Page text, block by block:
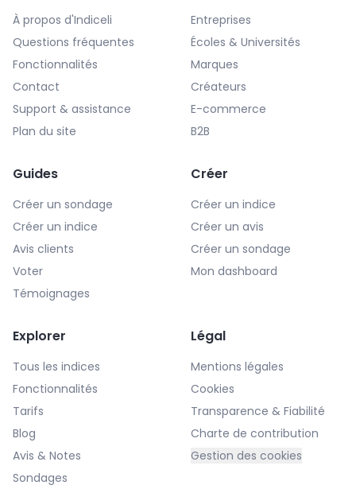
À propos d'Indiceli
Questions fréquentes
Fonctionnalités
Contact
Support & assistance
Plan du site
Entreprises
Écoles & Universités
Marques
Créateurs
E-commerce
B2B
Guides
Créer un sondage
Créer un indice
Avis clients
Voter
Témoignages
Créer
Créer un indice
Créer un avis
Créer un sondage
Mon dashboard
Explorer
Tous les indices
Fonctionnalités
Tarifs
Blog
Avis & Notes
Sondages
Légal
Mentions légales
Cookies
Transparence & Fiabilité
Charte de contribution
Gestion des cookies